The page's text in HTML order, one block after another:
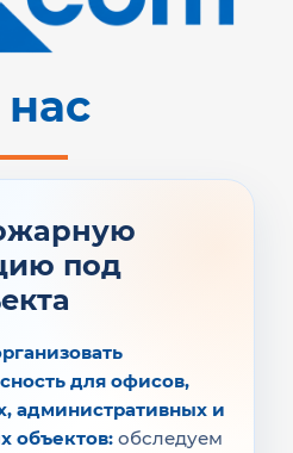
под
для офисов,
административных и
объектов: обследуем